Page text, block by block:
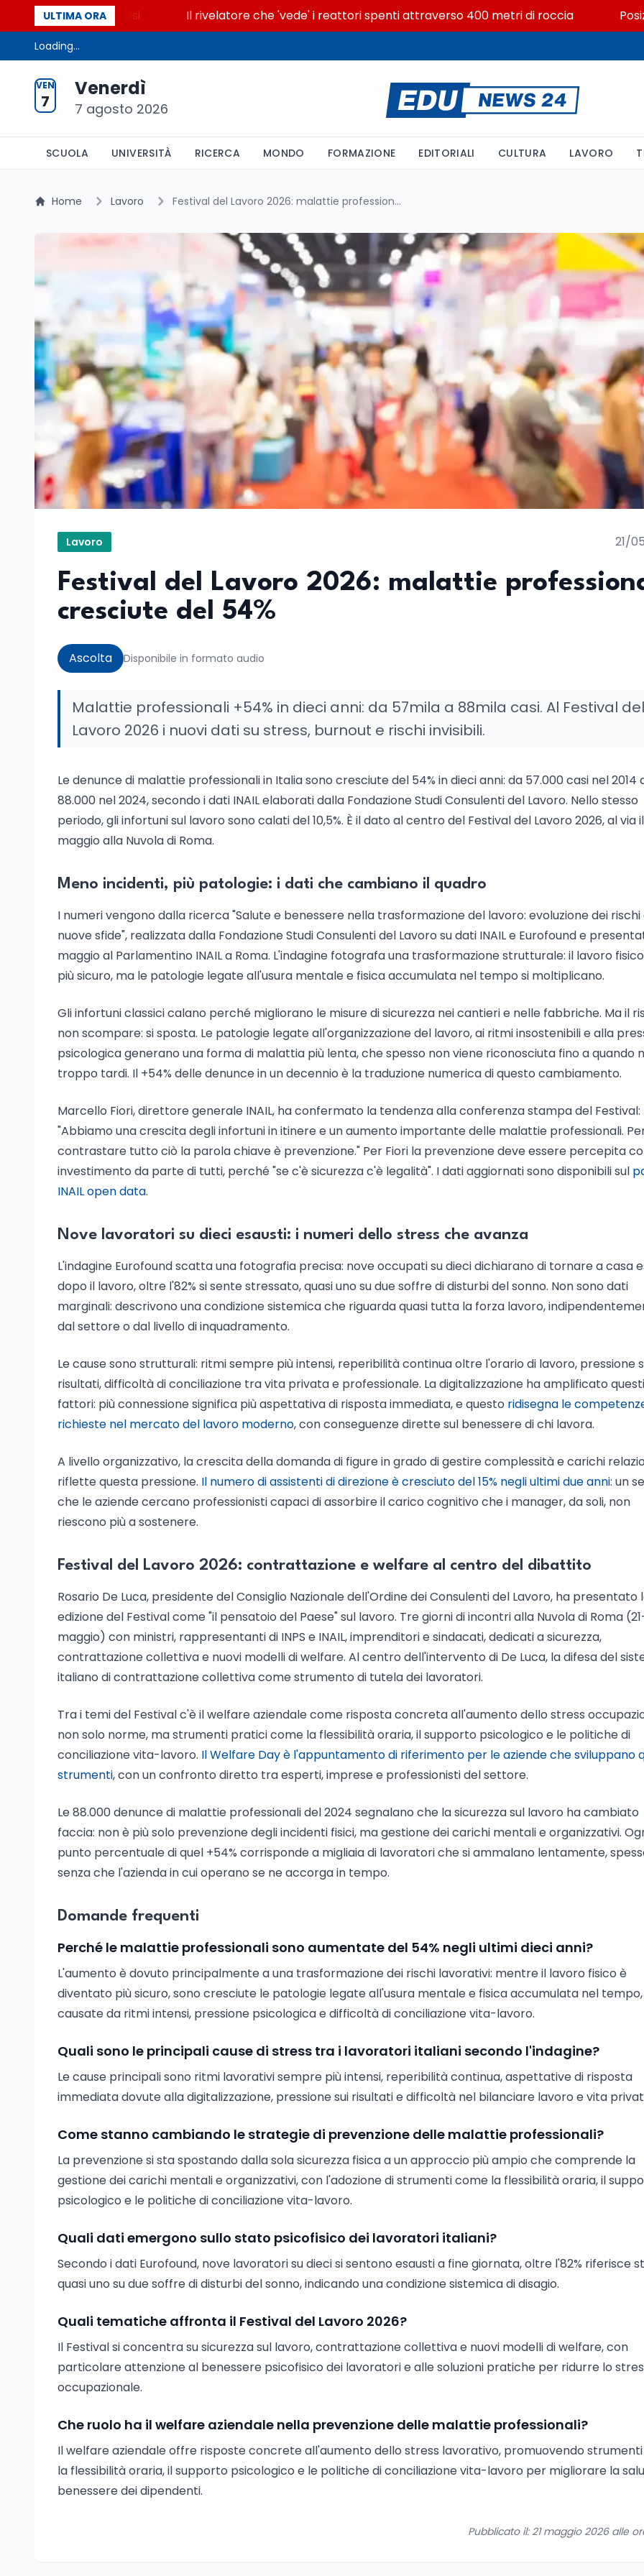
ULTIMA ORA
la glicolisi Il rivelatore che 'vede' i reattori spenti attraverso 400 metri di roccia Posizioni
Loading...
VEN
7
Venerdì
7 agosto 2026
SCUOLA UNIVERSITÀ RICERCA MONDO FORMAZIONE EDITORIALI CULTURA LAVORO
Home Lavoro Festival del Lavoro 2026: malattie professionali cresciute del 54%
Lavoro 21/
Festival del Lavoro 2026: malattie
cresciute del 54%
Ascolta Disponibile in formato audio
Malattie professionali +54% in dieci anni: da 57mila a 88mila casi. Al Festival del
Lavoro 2026 i nuovi dati su stress, burnout e rischi invisibili.
Le denunce di malattie professionali in Italia sono cresciute del 54% in dieci anni: da 57.000 casi nel 2014
88.000 nel 2024, secondo i dati INAIL elaborati dalla Fondazione Studi Consulenti del Lavoro. Nello stesso
periodo, gli infortuni sul lavoro sono calati del 10,5%. È il dato al centro del Festival del Lavoro 2026, al via il
maggio alla Nuvola di Roma.
Meno incidenti, più patologie: i dati che cambiano il quadro
I numeri vengono dalla ricerca "Salute e benessere nella trasformazione del lavoro: evoluzione dei rischi
nuove sfide", realizzata dalla Fondazione Studi Consulenti del Lavoro su dati INAIL e Eurofound e
maggio al Parlamentino INAIL a Roma. L'indagine fotografa una trasformazione strutturale: il lavoro
più sicuro, ma le patologie legate all'usura mentale e fisica accumulata nel tempo si moltiplicano.
Gli infortuni classici calano perché migliorano le misure di sicurezza nei cantieri e nelle fabbriche. Ma il
non scompare: si sposta. Le patologie legate all'organizzazione del lavoro, ai ritmi insostenibili e alla
psicologica generano una forma di malattia più lenta, che spesso non viene riconosciuta fino a quando
troppo tardi. Il +54% delle denunce in un decennio è la traduzione numerica di questo cambiamento.
Marcello Fiori, direttore generale INAIL, ha confermato la tendenza alla conferenza stampa del Festival:
"Abbiamo una crescita degli infortuni in itinere e un aumento importante delle malattie professionali.
contrastare tutto ciò la parola chiave è prevenzione." Per Fiori la prevenzione deve essere percepita
investimento da parte di tutti, perché "se c'è sicurezza c'è legalità". I dati aggiornati sono disponibili sul
INAIL open data.
Nove lavoratori su dieci esausti: i numeri dello stress che avanza
L'indagine Eurofound scatta una fotografia precisa: nove occupati su dieci dichiarano di tornare a casa
dopo il lavoro, oltre l'82% si sente stressato, quasi uno su due soffre di disturbi del sonno. Non sono dati
marginali: descrivono una condizione sistemica che riguarda quasi tutta la forza lavoro,
dal settore o dal livello di inquadramento.
Le cause sono strutturali: ritmi sempre più intensi, reperibilità continua oltre l'orario di lavoro, pressione
risultati, difficoltà di conciliazione tra vita privata e professionale. La digitalizzazione ha amplificato questi
fattori: più connessione significa più aspettativa di risposta immediata, e questo ridisegna le
richieste nel mercato del lavoro moderno, con conseguenze dirette sul benessere di chi lavora.
A livello organizzativo, la crescita della domanda di figure in grado di gestire complessità e carichi
riflette questa pressione. Il numero di assistenti di direzione è cresciuto del 15% negli ultimi due anni: un
che le aziende cercano professionisti capaci di assorbire il carico cognitivo che i manager, da soli, non
riescono più a sostenere.
Festival del Lavoro 2026: contrattazione e welfare al centro del dibattito
Rosario De Luca, presidente del Consiglio Nazionale dell'Ordine dei Consulenti del Lavoro, ha presentato
edizione del Festival come "il pensatoio del Paese" sul lavoro. Tre giorni di incontri alla Nuvola di Roma
maggio) con ministri, rappresentanti di INPS e INAIL, imprenditori e sindacati, dedicati a sicurezza,
contrattazione collettiva e nuovi modelli di welfare. Al centro dell'intervento di De Luca, la difesa del
italiano di contrattazione collettiva come strumento di tutela dei lavoratori.
Tra i temi del Festival c'è il welfare aziendale come risposta concreta all'aumento dello stress
non solo norme, ma strumenti pratici come la flessibilità oraria, il supporto psicologico e le politiche di
conciliazione vita-lavoro. Il Welfare Day è l'appuntamento di riferimento per le aziende che sviluppano
strumenti, con un confronto diretto tra esperti, imprese e professionisti del settore.
Le 88.000 denunce di malattie professionali del 2024 segnalano che la sicurezza sul lavoro ha cambiato
faccia: non è più solo prevenzione degli incidenti fisici, ma gestione dei carichi mentali e organizzativi.
punto percentuale di quel +54% corrisponde a migliaia di lavoratori che si ammalano lentamente,
senza che l'azienda in cui operano se ne accorga in tempo.
Domande frequenti
Perché le malattie professionali sono aumentate del 54% negli ultimi dieci anni?
L'aumento è dovuto principalmente a una trasformazione dei rischi lavorativi: mentre il lavoro fisico è
diventato più sicuro, sono cresciute le patologie legate all'usura mentale e fisica accumulata nel tempo,
causate da ritmi intensi, pressione psicologica e difficoltà di conciliazione vita-lavoro.
Quali sono le principali cause di stress tra i lavoratori italiani secondo l'indagine?
Le cause principali sono ritmi lavorativi sempre più intensi, reperibilità continua, aspettative di risposta
immediata dovute alla digitalizzazione, pressione sui risultati e difficoltà nel bilanciare lavoro e vita
Come stanno cambiando le strategie di prevenzione delle malattie professionali?
La prevenzione si sta spostando dalla sola sicurezza fisica a un approccio più ampio che comprende la
gestione dei carichi mentali e organizzativi, con l'adozione di strumenti come la flessibilità oraria, il
psicologico e le politiche di conciliazione vita-lavoro.
Quali dati emergono sullo stato psicofisico dei lavoratori italiani?
Secondo i dati Eurofound, nove lavoratori su dieci si sentono esausti a fine giornata, oltre l'82% riferisce
quasi uno su due soffre di disturbi del sonno, indicando una condizione sistemica di disagio.
Quali tematiche affronta il Festival del Lavoro 2026?
Il Festival si concentra su sicurezza sul lavoro, contrattazione collettiva e nuovi modelli di welfare, con
particolare attenzione al benessere psicofisico dei lavoratori e alle soluzioni pratiche per ridurre lo
occupazionale.
Che ruolo ha il welfare aziendale nella prevenzione delle malattie professionali?
Il welfare aziendale offre risposte concrete all'aumento dello stress lavorativo, promuovendo
la flessibilità oraria, il supporto psicologico e le politiche di conciliazione vita-lavoro per migliorare la
benessere dei dipendenti.
Pubblicato il: 21 maggio 2026 alle